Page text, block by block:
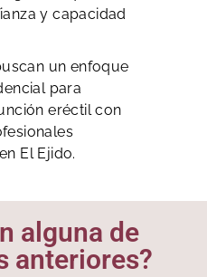
y capacidad
un enfoque
para
eréctil con
El Ejido.
alguna de
anteriores?